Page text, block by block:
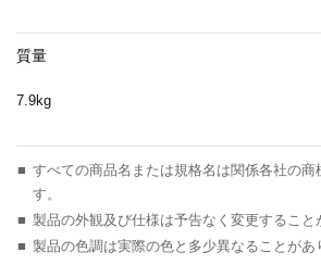
質量
7.9kg
■ すべての商品名または規格名は関係各社の商
す。
■ 製品の外観及び仕様は予告なく変更すること
■ 製品の色調は実際の色と多少異なることがあ